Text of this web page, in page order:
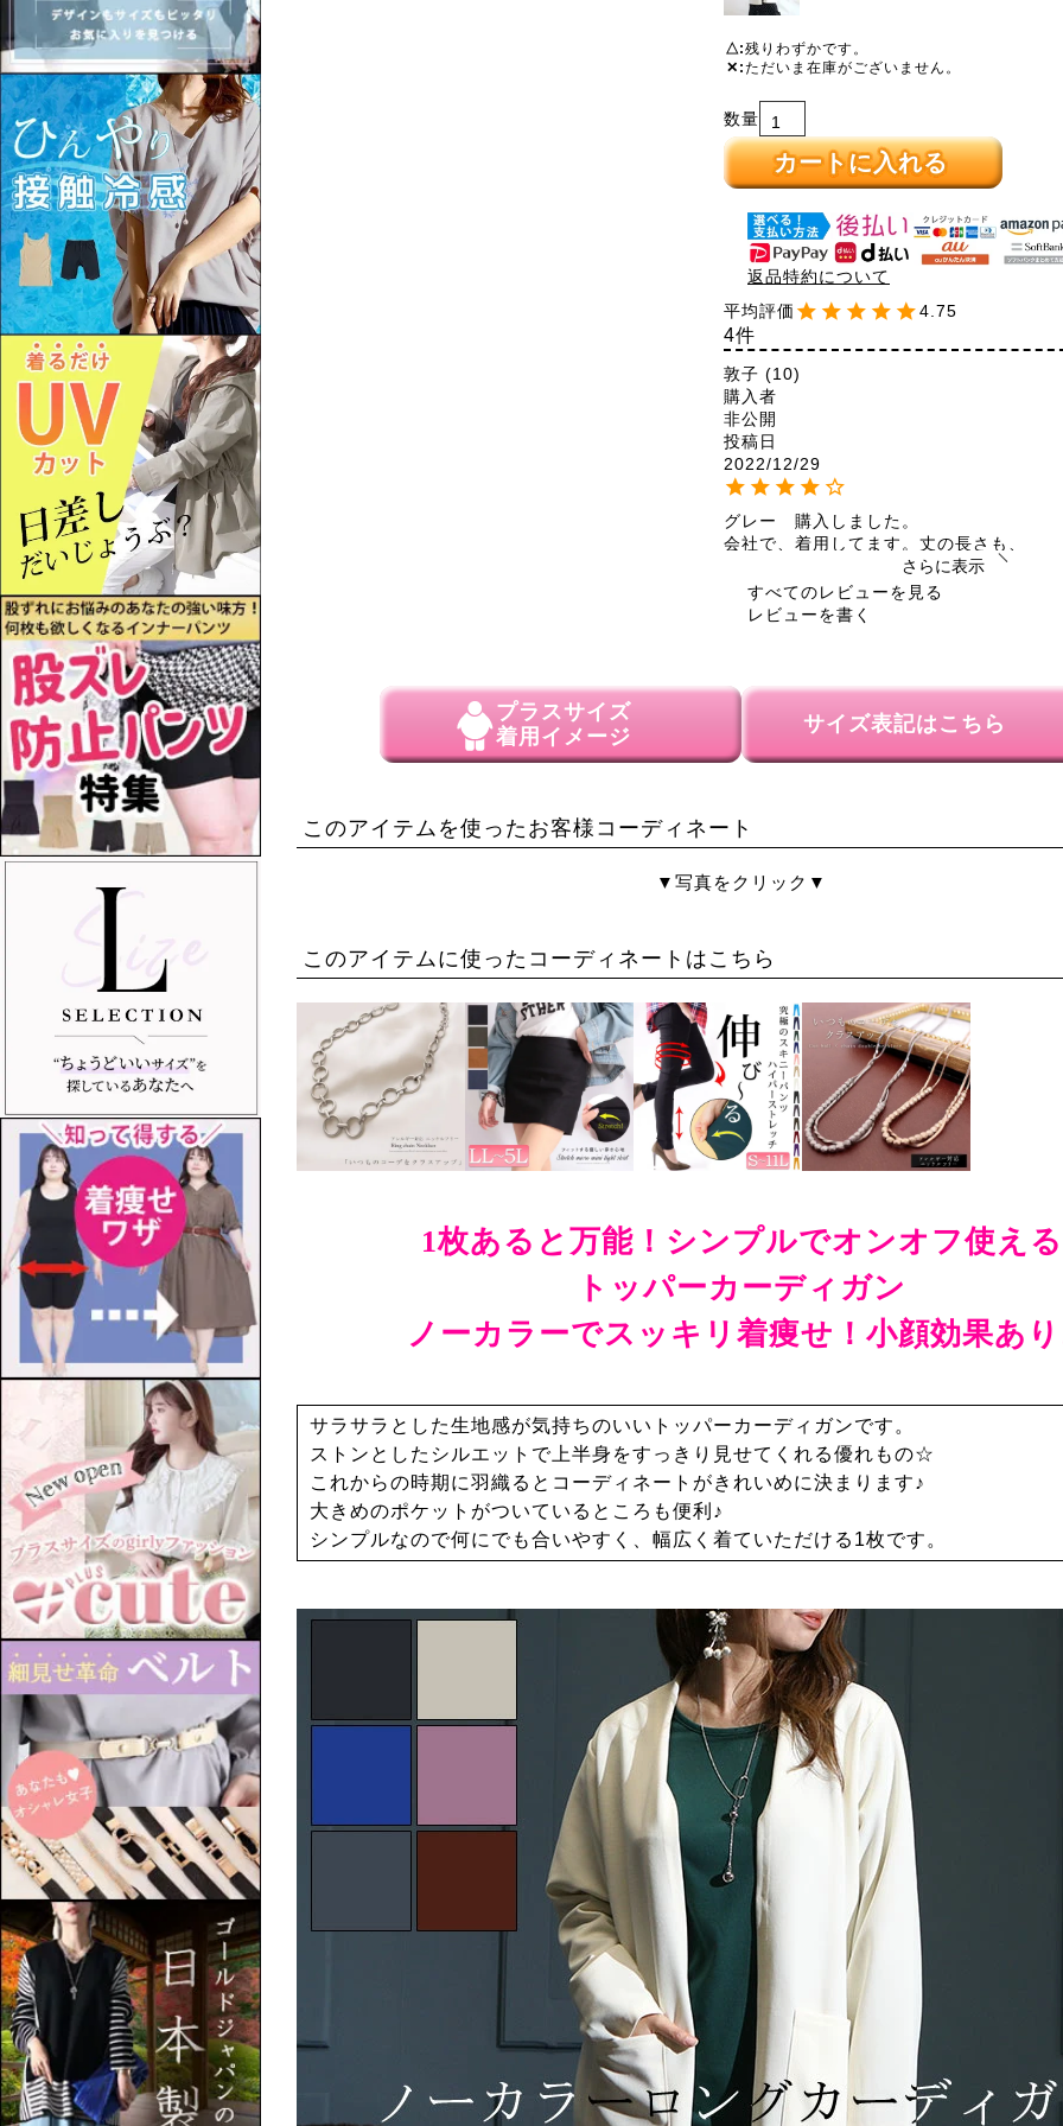
△ 残りわずかです。
✕ ただいま在庫がございません。
カートに入れる
返品特約について
4.75
4
敦子
10
購入者
非公開
投稿日
2022/12/29
グレー　購入しました。
会社で、着用してます。丈の長さも、
ルー
40代
女性
キレイ目なのにストレッチがきいていて
す！しわになりにくくサラッと羽織れるの
購入者
非公開
投稿日
このカーディガンはすごく気に入っていて
よく使っています。
ブラック買いました。
どんな服にも合うし高見え生地なのも
良いし窮屈感なく着れます。
ポケットもすごく便利です。
ブラウスにも合うし万能カーディガンで
ミコ
3
40代 女性
投稿日
ブルーを買いました！ハッキリしたカラ
も明るくなり素敵です♪きれいめ素材です
きいていて着易く、大きなポケットも便利
さらに表示
すべてのレビューを見る
レビューを書く
プラスサイズ
着用イメージ
サイズ表記はこちら
このアイテムを使ったお客様コーディネート
▼写真をクリック▼
このアイテムに使ったコーディネートはこちら
1枚あると万能！シンプルでオンオフ使える
トッパーカーディガン
ノーカラーでスッキリ着痩せ！小顔効果あり
サラサラとした生地感が気持ちのいいトッパーカーディガンです。
ストンとしたシルエットで上半身をすっきり見せてくれる優れもの☆
これからの時期に羽織るとコーディネートがきれいめに決まります♪
大きめのポケットがついているところも便利♪
シンプルなので何にでも合いやすく、幅広く着ていただける1枚です。